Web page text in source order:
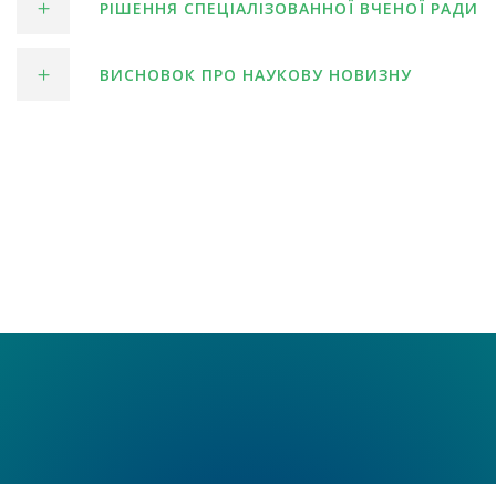
РІШЕННЯ СПЕЦІАЛІЗОВАННОЇ ВЧЕНОЇ РАДИ
ВИСНОВОК ПРО НАУКОВУ НОВИЗНУ